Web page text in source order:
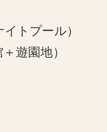
トプール）
遊園地）